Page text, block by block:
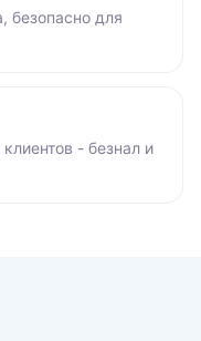
безопасно для
- безнал и